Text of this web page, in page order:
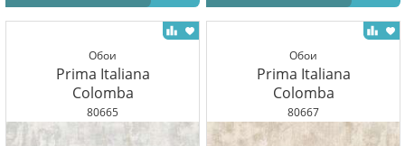
Обои
Prima Italiana
Colomba
80665
Обои
Prima Italiana
Colomba
80667